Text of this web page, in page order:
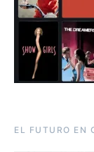
EL FUTURO EN